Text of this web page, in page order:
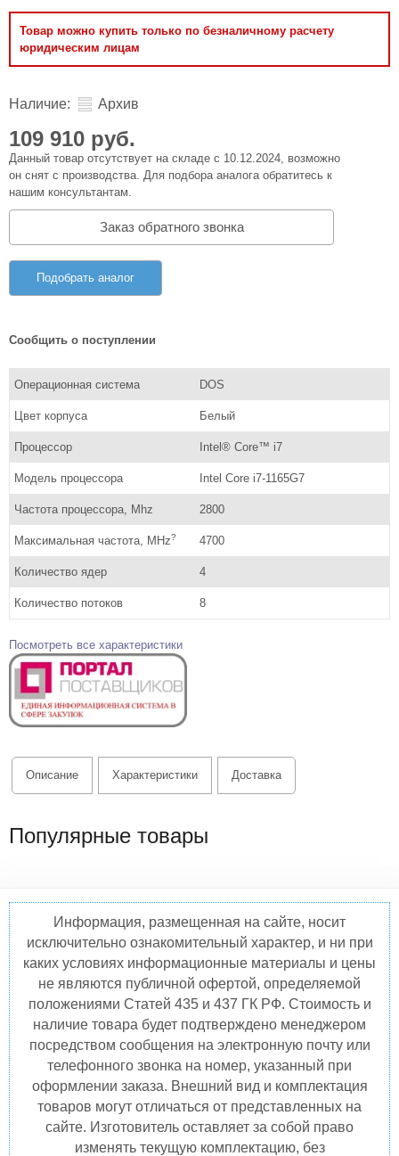
Товар можно купить только по безналичному расчету
юридическим лицам
Наличие: Архив
109 910 руб.
Данный товар отсутствует на складе с 10.12.2024, возможно
он снят с производства. Для подбора аналога обратитесь к
нашим консультантам.
Заказ обратного звонка
Подобрать аналог
Сообщить о поступлении
Операционная система DOS
Цвет корпуса Белый
Процессор Intel® Core™ i7
Модель процессора Intel Core i7-1165G7
Частота процессора, Mhz 2800
Максимальная частота, MHz? 4700
Количество ядер 4
Количество потоков 8
Посмотреть все характеристики
Описание Характеристики Доставка
Популярные товары
Информация, размещенная на сайте, носит
исключительно ознакомительный характер, и ни при
каких условиях информационные материалы и цены
не являются публичной офертой, определяемой
положениями Статей 435 и 437 ГК РФ. Стоимость и
наличие товара будет подтверждено менеджером
посредством сообщения на электронную почту или
телефонного звонка на номер, указанный при
оформлении заказа. Внешний вид и комплектация
товаров могут отличаться от представленных на
сайте. Изготовитель оставляет за собой право
изменять текущую комплектацию, без